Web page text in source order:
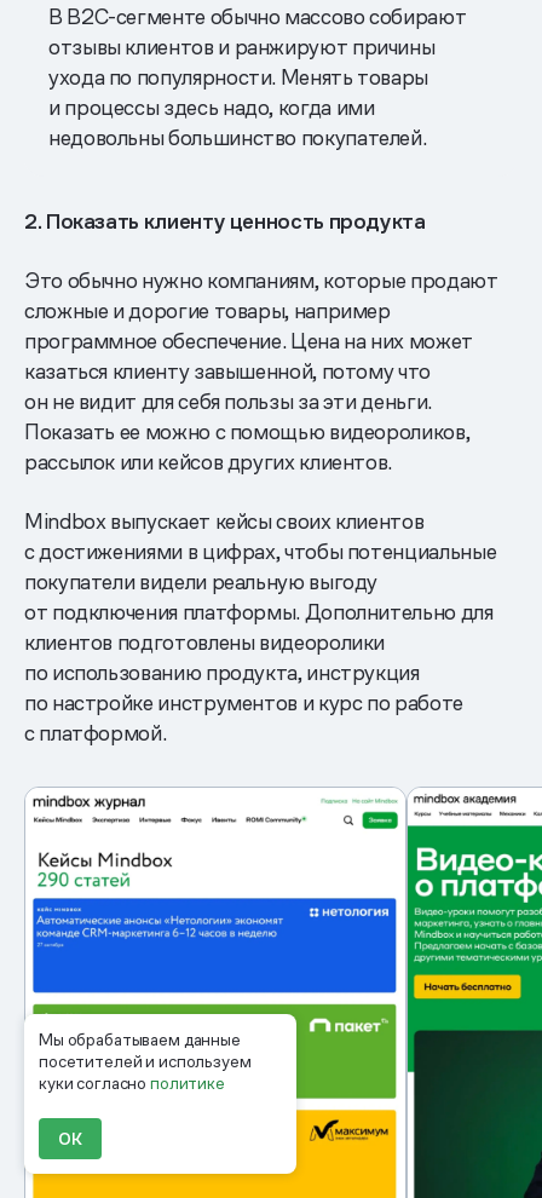
Мы обрабатываем данные
посетителей и используем
куки согласнополитике
ОК
В B2C-сегменте обычно массово собирают
отзывы клиентов и ранжируют причины
ухода по популярности. Менять товары
и процессы здесь надо, когда ими
недовольны большинство покупателей.
2. Показать клиенту ценность продукта
Это обычно нужно компаниям, которые продают
сложные и дорогие товары, например
программное обеспечение. Цена на них может
казаться клиенту завышенной, потому что
он не видит для себя пользы за эти деньги.
Показать ее можно с помощью видеороликов,
рассылок или кейсов других клиентов.
Mindbox выпускает кейсы своих клиентов
с достижениями в цифрах, чтобы потенциальные
покупатели видели реальную выгоду
от подключения платформы. Дополнительно для
клиентов подготовлены видеоролики
по использованию продукта, инструкция
по настройке инструментов и курс по работе
с платформой.